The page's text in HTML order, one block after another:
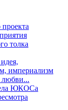
толка
империализм
любви...
ЮКОСа